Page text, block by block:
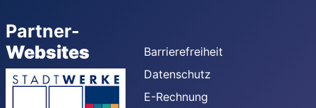
Partner-
Websites
Barrierefreiheit
Datenschutz
E-Rechnung